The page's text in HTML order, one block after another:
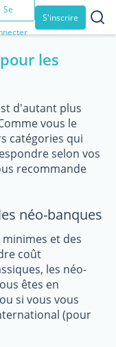
Se
S'inscrire
les
d'autant plus
vous le
catégories qui
selon vos
recommande
néo-banques
et des
coût
les néo-
êtes en
si vous vous
(pour